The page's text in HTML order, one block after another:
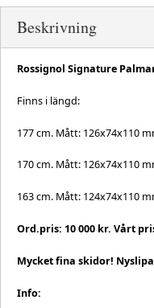
Beskrivning
Rossignol Signature
Finns i längd:
177 cm. Mått: 126x74x110
170 cm. Mått: 126x74x110
163 cm. Mått: 124x74x110
Ord.pris: 10 000 kr. Vårt
Mycket fina skidor!
Info: